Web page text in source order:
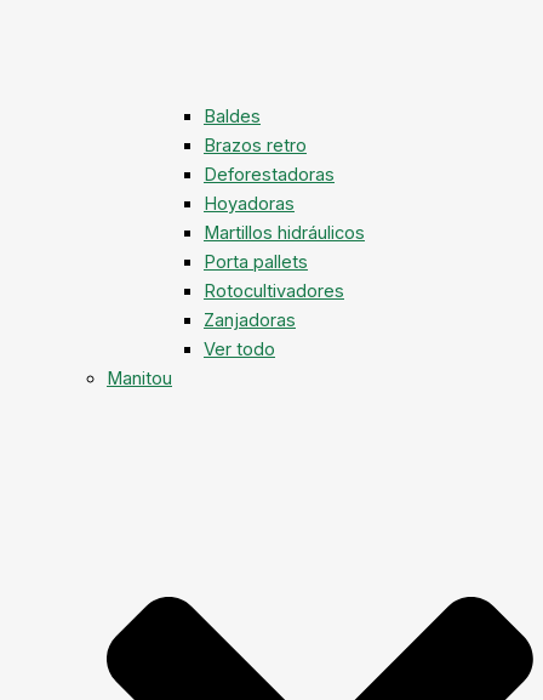
Baldes
Brazos retro
Deforestadoras
Hoyadoras
Martillos hidráulicos
Porta pallets
Rotocultivadores
Zanjadoras
Ver todo
Manitou